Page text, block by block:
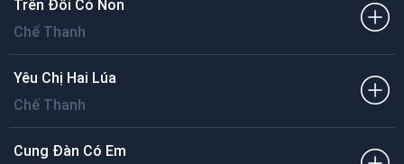
Trên Đồi Cỏ Non
Chế Thanh
Yêu Chị Hai Lúa
Chế Thanh
Cung Đàn Có Em